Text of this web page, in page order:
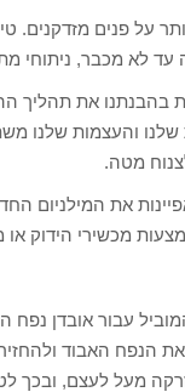
על פנים מזדקנים.
עד לא מכבר, ניתוחי
את תהליך
שלנו והעצמות שלנו
מטה.
את המילניום
מכשירי הידוק או
עבור אובדן נפח
הנפח האבוד
מעל לעצם, ובכך